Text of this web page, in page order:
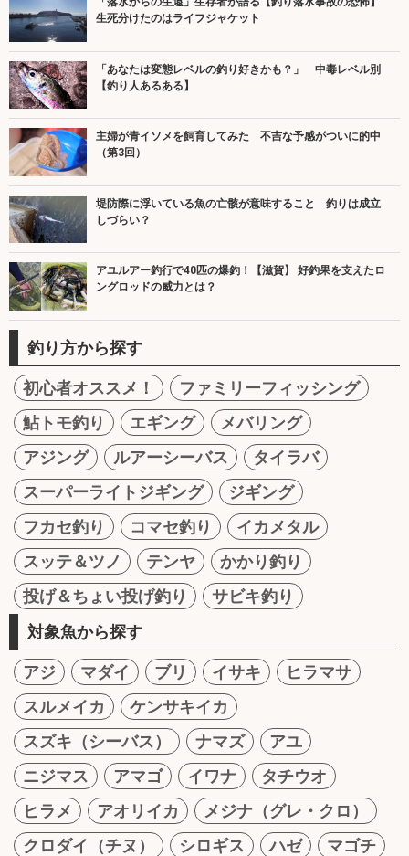
生死分けたのはライフジャケット
「あなたは変態レベルの釣り好きかも？」 中毒レベル別
【釣り人あるある】
主婦が青イソメを飼育してみた 不吉な予感がついに的中
（第3回）
堤防際に浮いている魚の亡骸が意味すること 釣りは成立
しづらい？
アユルアー釣行で40匹の爆釣！【滋賀】 好釣果を支えたロ
ングロッドの威力とは？
釣り方から探す
初心者オススメ！
ファミリーフィッシング
鮎トモ釣り
エギング
メバリング
アジング
ルアーシーバス
タイラバ
スーパーライトジギング
ジギング
フカセ釣り
コマセ釣り
イカメタル
スッテ＆ツノ
テンヤ
かかり釣り
投げ＆ちょい投げ釣り
サビキ釣り
対象魚から探す
アジ マダイ ブリ イサキ
ヒラマサ
スルメイカ
ケンサキイカ
スズキ（シーバス）
ナマズ
アユ
ニジマス
アマゴ イワナ
タチウオ
ヒラメ
アオリイカ
メジナ（グレ・クロ）
クロダイ（チヌ）
シロギス ハゼ
マゴチ